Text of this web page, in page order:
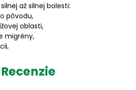
až silnej bolesti:
pôvodu,
oblasti,
migrény,
pôvodu (bolesti nervového
Recenzie